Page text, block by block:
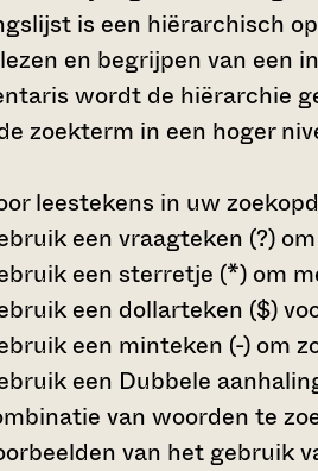
is een hiërarchisch
en begrijpen van een
wordt de hiërarchie
zoekterm in een hoger
leestekens in uw
een vraagteken (?)
een sterretje (*) om
een dollarteken ($)
een minteken (-) om
een Dubbele
van woorden te
van het gebruik